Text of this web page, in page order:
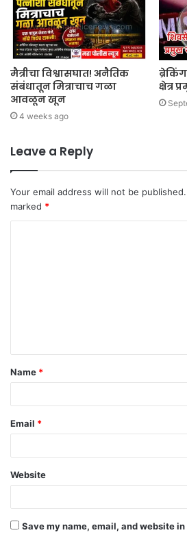
मैत्रीचा विश्वासघात! अनैतिक
संबंधातून मित्राचाच गळा
आवळून खून
4 weeks ago
क्षेत्र
Leave a Reply
Your email address will not be published.
marked *
t
*
Name *
Email *
Website
Save my name, email, and website